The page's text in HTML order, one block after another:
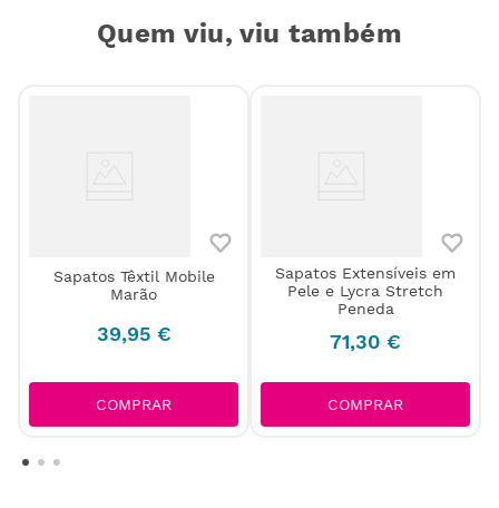
Quem viu, viu também
Sapatos Têxtil Mobile
Marão
39,95 €
COMPRAR
Sapatos Extensíveis em
Pele e Lycra Stretch
Peneda
71,30 €
COMPRAR